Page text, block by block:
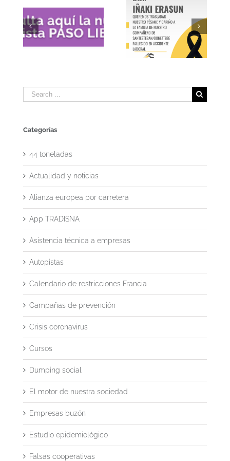
Comunicado de
Ayudas para el cese
anticipado de
transportistas de
mercancías y
viajeros en 2026
Search
for:
Categorías
44 toneladas
Actualidad y noticias
Alianza europea por carretera
App TRADISNA
Asistencia técnica a empresas
Autopistas
Calendario de restricciones Francia
Campañas de prevención
Crisis coronavirus
Cursos
Dumping social
El motor de nuestra sociedad
Empresas buzón
Estudio epidemiológico
Falsas cooperativas